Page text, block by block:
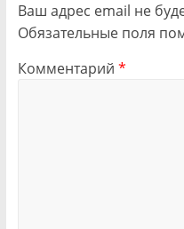
Ваш адрес email не
Обязательные поля
Комментарий *